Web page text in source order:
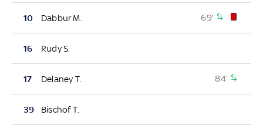
10 Dabbur M. 69'
16 Rudy S.
17 Delaney T. 84'
39 Bischof T.